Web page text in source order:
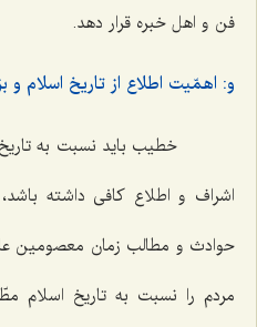
فن و اهل خبره قرار دهد.
و: اهمّیت اطلاع از تاریخ اسلام و
خطیب باید نسبت به
اشراف و اطلاع کافی داشته
حوادث و مطالب زمان معصومین
مردم را نسبت به تاریخ اسلام